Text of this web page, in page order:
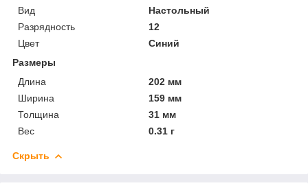
Вид
Настольный
Разрядность
12
Цвет
Синий
Размеры
Длина
202 мм
Ширина
159 мм
Толщина
31 мм
Вес
0.31 г
Скрыть